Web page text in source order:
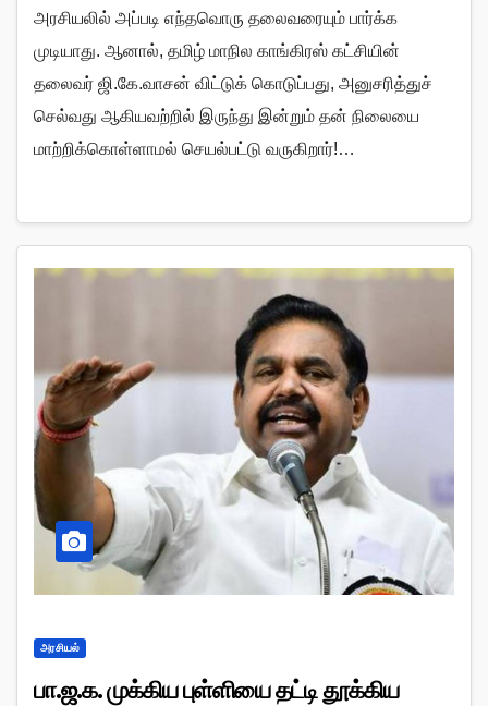
அரசியலில் அப்படி எந்தவொரு தலைவரையும் பார்க்க
முடியாது. ஆனால், தமிழ் மாநில காங்கிரஸ் கட்சியின்
தலைவர் ஜி.கே.வாசன் விட்டுக் கொடுப்பது, அனுசரித்துச்
செல்வது ஆகியவற்றில் இருந்து இன்றும் தன் நிலையை
மாற்றிக்கொள்ளாமல் செயல்பட்டு வருகிறார்!…
அரசியல்
பா.ஜ.க. முக்கிய புள்ளியை தட்டி தூக்கிய